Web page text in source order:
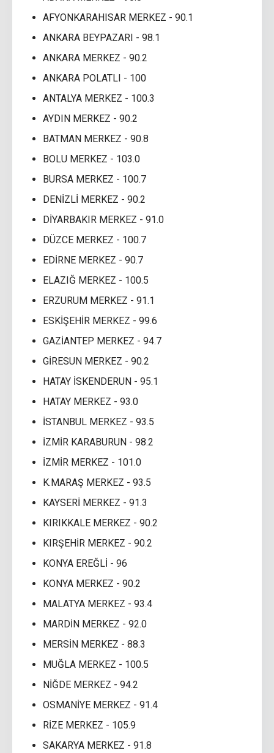
AFYONKARAHISAR MERKEZ - 90.1
ANKARA BEYPAZARI - 98.1
ANKARA MERKEZ - 90.2
ANKARA POLATLI - 100
ANTALYA MERKEZ - 100.3
AYDIN MERKEZ - 90.2
BATMAN MERKEZ - 90.8
BOLU MERKEZ - 103.0
BURSA MERKEZ - 100.7
DENİZLİ MERKEZ - 90.2
DİYARBAKIR MERKEZ - 91.0
DÜZCE MERKEZ - 100.7
EDİRNE MERKEZ - 90.7
ELAZIĞ MERKEZ - 100.5
ERZURUM MERKEZ - 91.1
ESKİŞEHİR MERKEZ - 99.6
GAZİANTEP MERKEZ - 94.7
GİRESUN MERKEZ - 90.2
HATAY İSKENDERUN - 95.1
HATAY MERKEZ - 93.0
İSTANBUL MERKEZ - 93.5
İZMİR KARABURUN - 98.2
İZMİR MERKEZ - 101.0
K.MARAŞ MERKEZ - 93.5
KAYSERİ MERKEZ - 91.3
KIRIKKALE MERKEZ - 90.2
KIRŞEHİR MERKEZ - 90.2
KONYA EREĞLİ - 96
KONYA MERKEZ - 90.2
MALATYA MERKEZ - 93.4
MARDİN MERKEZ - 92.0
MERSİN MERKEZ - 88.3
MUĞLA MERKEZ - 100.5
NİĞDE MERKEZ - 94.2
OSMANİYE MERKEZ - 91.4
RİZE MERKEZ - 105.9
SAKARYA MERKEZ - 91.8